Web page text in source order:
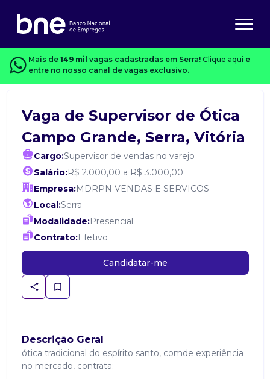
Mais de 149 mil vagas cadastradas em Serra! Clique aqui e
entre no nosso canal de vagas exclusivo.
Vaga de Supervisor de Ótica
Campo Grande, Serra, Vitória
Cargo:Supervisor de vendas no varejo
Salário:R$ 2.000,00 a R$ 3.000,00
Empresa:MDRPN VENDAS E SERVICOS
Local:Serra
Modalidade:Presencial
Contrato:Efetivo
Candidatar-me
Descrição Geral
ótica tradicional do espírito santo, comde experiência
no mercado, contrata: